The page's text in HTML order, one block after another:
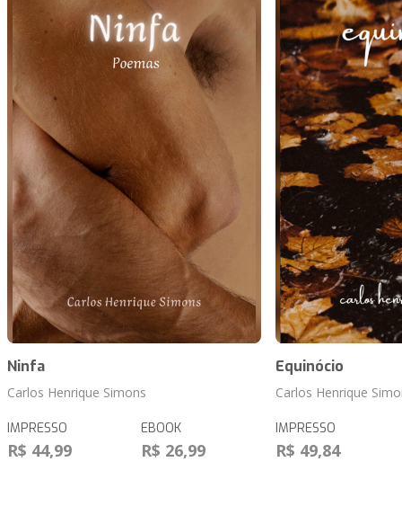
Ninfa
Carlos Henrique Simons
IMPRESSO
R$ 44,99
EBOOK
R$ 26,99
Equinócio
Carlos Henrique
IMPRESSO
R$ 49,84